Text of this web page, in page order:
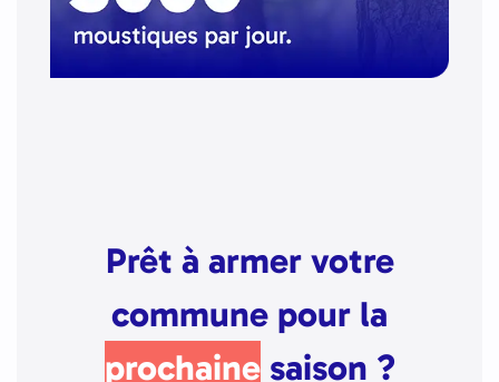
Prêt à armer votre
commune pour la
prochainesaison ?